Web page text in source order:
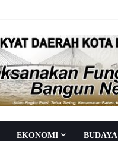
EKONOMI BUDAYA